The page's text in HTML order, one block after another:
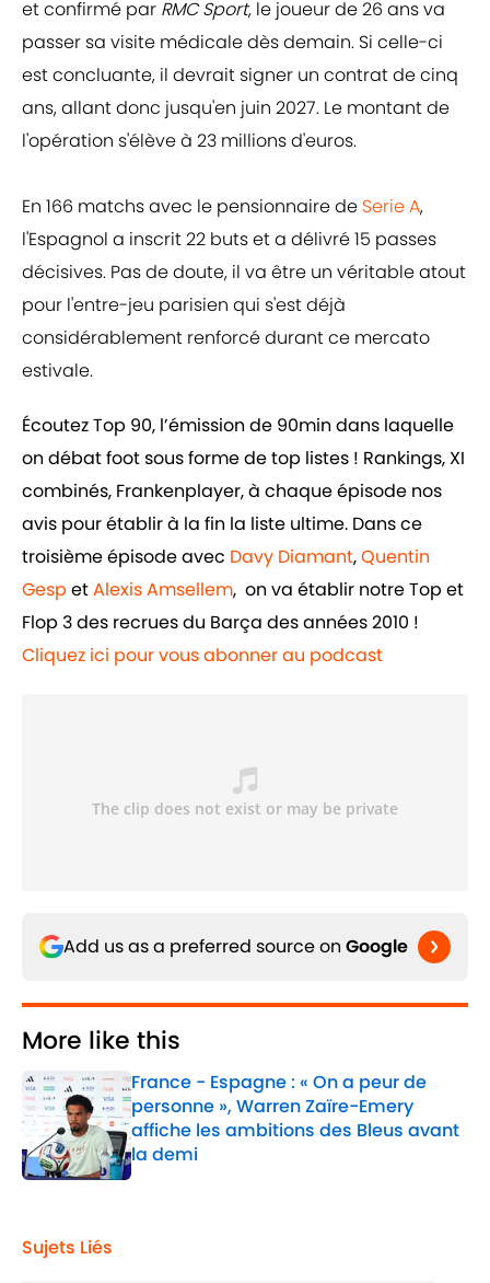
et confirmé par RMC Sport, le joueur de 26 ans va
passer sa visite médicale dès demain. Si celle-ci
est concluante, il devrait signer un contrat de cinq
ans, allant donc jusqu'en juin 2027. Le montant de
l'opération s'élève à 23 millions d'euros.
En 166 matchs avec le pensionnaire de Serie A,
l'Espagnol a inscrit 22 buts et a délivré 15 passes
décisives. Pas de doute, il va être un véritable atout
pour l'entre-jeu parisien qui s'est déjà
considérablement renforcé durant ce mercato
estivale.
Écoutez Top 90, l’émission de 90min dans laquelle
on débat foot sous forme de top listes ! Rankings, XI
combinés, Frankenplayer, à chaque épisode nos
avis pour établir à la fin la liste ultime. Dans ce
troisième épisode avec Davy Diamant,Quentin
Gesp etAlexis Amsellem, on va établir notre Top et
Flop 3 des recrues du Barça des années 2010 !
Cliquez ici pour vous abonner au podcast
Add us as a preferred source on Google
More like this
France - Espagne : « On a peur de
personne », Warren Zaïre-Emery
affiche les ambitions des Bleus avant
la demi
Published by on Invalid Date
Sujets Liés